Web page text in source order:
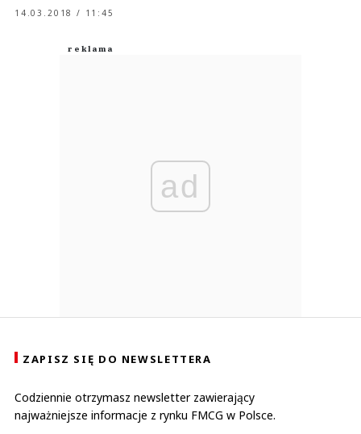
14.03.2018 / 11:45
ad
ZAPISZ SIĘ DO NEWSLETTERA
Codziennie otrzymasz newsletter zawierający
najważniejsze informacje z rynku FMCG w Polsce.